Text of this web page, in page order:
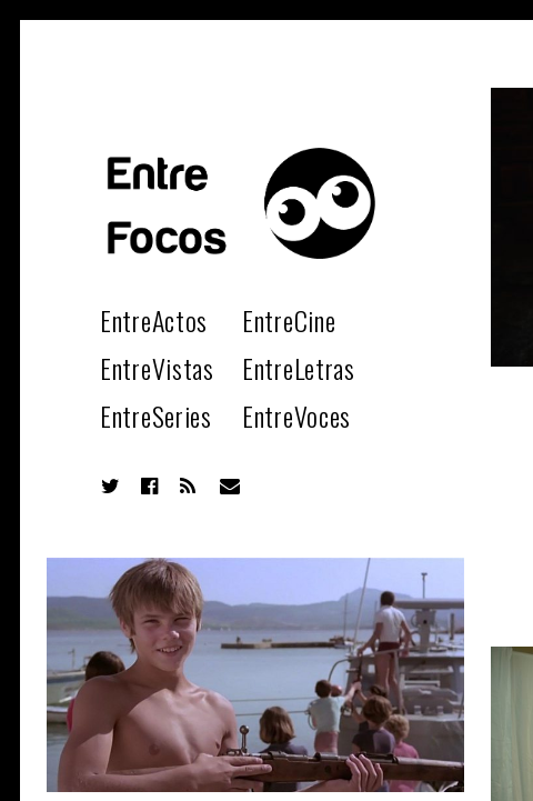
música y arte.
EntreActos
EntreCine
EntreVistas
EntreLetras
EntreSeries
EntreVoces
DIC 18, 2019